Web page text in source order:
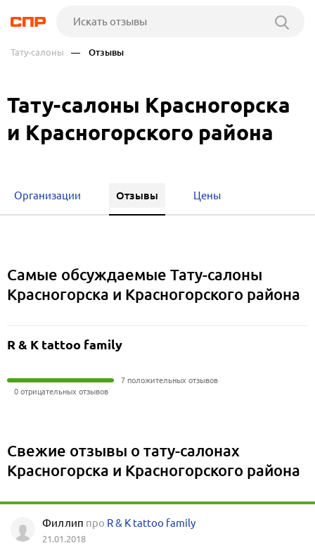
Тату-салоны — Отзывы
Тату-салоны Красногорска
и Красногорского района
Организации Отзывы Цены
Самые обсуждаемые Тату-салоны
Красногорска и Красногорского района
R & K tattoo family
7 положительных отзывов
0 отрицательных отзывов
Свежие отзывы о тату-салонах
Красногорска и Красногорского района
Филлип про R & K tattoo family
21.01.2018